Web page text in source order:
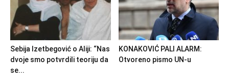
Sebija Izetbegović o Aliji: “Nas
dvoje smo potvrdili teoriju da
se...
KONAKOVIĆ PALI ALARM:
Otvoreno pismo UN-u